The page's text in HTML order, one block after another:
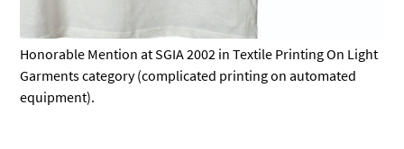
Honorable Mention at SGIA 2002 in Textile Printing On Light
Garments category (complicated printing on automated
equipment).